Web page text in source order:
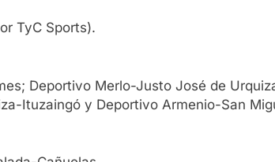
TyC Sports).
Deportivo Merlo-Justo José de
Ituzaingó y Deportivo Armenio-San